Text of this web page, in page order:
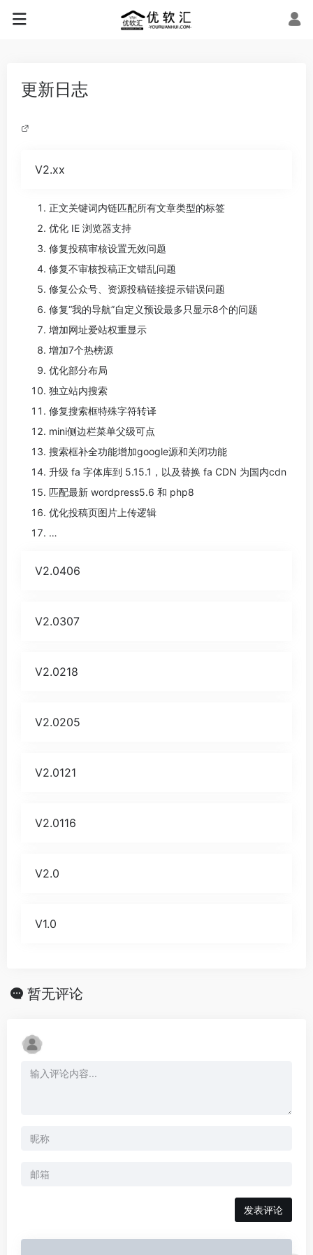
更新日志
V2.xx
正文关键词内链匹配所有文章类型的标签
优化 IE 浏览器支持
修复投稿审核设置无效问题
修复不审核投稿正文错乱问题
修复公众号、资源投稿链接提示错误问题
修复“我的导航”自定义预设最多只显示8个的问题
增加网址爱站权重显示
增加7个热榜源
优化部分布局
独立站内搜索
修复搜索框特殊字符转译
mini侧边栏菜单父级可点
搜索框补全功能增加google源和关闭功能
升级 fa 字体库到 5.15.1，以及替换 fa CDN 为国内cdn
匹配最新 wordpress5.6 和 php8
优化投稿页图片上传逻辑
…
V2.0406
V2.0307
V2.0218
V2.0205
V2.0121
V2.0116
V2.0
V1.0
暂无评论
发表评论